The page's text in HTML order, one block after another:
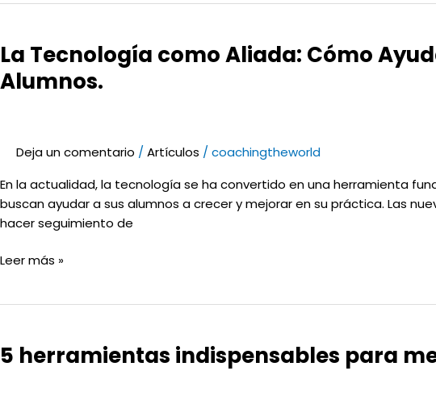
élite
en
la
vida).
La Tecnología como Aliada: Cómo
Alumnos.
Deja un comentario /Artículos /coachingtheworld
En la actualidad, la tecnología se ha convertido en una herramienta
buscan ayudar a sus alumnos a crecer y mejorar en su práctica. Las
hacer seguimiento de
como
Aliada:
Cómo
los
a
Impulsar
el
de
Alumnos.
Leer más »
5 herramientas indispensables para
indispensables